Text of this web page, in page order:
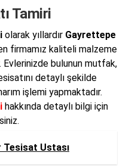
Tamiri
olarak yıllardır Gayrettepe
firmamız kaliteli malzeme
Evlerinizde bulunun mutfak,
detaylı şekilde
işlemi yapmaktadır.
hakkında detaylı bilgi için
Tesisat Ustası